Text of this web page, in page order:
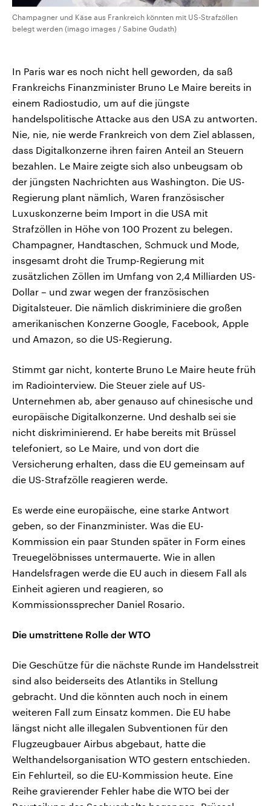
Champagner und Käse aus Frankreich könnten mit US-Strafzöllen
belegt werden (imago images / Sabine Gudath)
In Paris war es noch nicht hell geworden, da saß
Frankreichs Finanzminister Bruno Le Maire bereits in
einem Radiostudio, um auf die jüngste
handelspolitische Attacke aus den USA zu antworten.
Nie, nie, nie werde Frankreich von dem Ziel ablassen,
dass Digitalkonzerne ihren fairen Anteil an Steuern
bezahlen. Le Maire zeigte sich also unbeugsam ob
der jüngsten Nachrichten aus Washington. Die US-
Regierung plant nämlich, Waren französischer
Luxuskonzerne beim Import in die USA mit
Strafzöllen in Höhe von 100 Prozent zu belegen.
Champagner, Handtaschen, Schmuck und Mode,
insgesamt droht die Trump-Regierung mit
zusätzlichen Zöllen im Umfang von 2,4 Milliarden US-
Dollar – und zwar wegen der französischen
Digitalsteuer. Die nämlich diskriminiere die großen
amerikanischen Konzerne Google, Facebook, Apple
und Amazon, so die US-Regierung.
Stimmt gar nicht, konterte Bruno Le Maire heute früh
im Radiointerview. Die Steuer ziele auf US-
Unternehmen ab, aber genauso auf chinesische und
europäische Digitalkonzerne. Und deshalb sei sie
nicht diskriminierend. Er habe bereits mit Brüssel
telefoniert, so Le Maire, und von dort die
Versicherung erhalten, dass die EU gemeinsam auf
die US-Strafzölle reagieren werde.
Es werde eine europäische, eine starke Antwort
geben, so der Finanzminister. Was die EU-
Kommission ein paar Stunden später in Form eines
Treuegelöbnisses untermauerte. Wie in allen
Handelsfragen werde die EU auch in diesem Fall als
Einheit agieren und reagieren, so
Kommissionssprecher Daniel Rosario.
Die umstrittene Rolle der WTO
Die Geschütze für die nächste Runde im Handelsstreit
sind also beiderseits des Atlantiks in Stellung
gebracht. Und die könnten auch noch in einem
weiteren Fall zum Einsatz kommen. Die EU habe
längst nicht alle illegalen Subventionen für den
Flugzeugbauer Airbus abgebaut, hatte die
Welthandelsorganisation WTO gestern entschieden.
Ein Fehlurteil, so die EU-Kommission heute. Eine
Reihe gravierender Fehler habe die WTO bei der